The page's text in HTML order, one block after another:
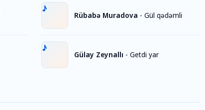
Rübabə Muradova - Gül qədəmli
Gülay Zeynallı - Getdi yar